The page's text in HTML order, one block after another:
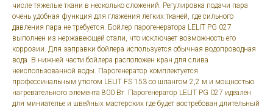
числе тяжелые ткани в несколько сложений. Регулировка подачи пара
очень удобная функция для глажения легких тканей, где сильного
давления пара не требуется. Бойлер парогенератора LELIT PG 027
выполнен из нержавеющей стали, что исключает возможность его
коррозии. Для заправки бойлера используется обычная водопроводная
вода. В нижней части бойлера расположен кран для слива
неиспользованной воды. Парогенератор комплектуется
профессинальным утюгом LELIT FS 153 со шлангом 2,2 м и мощностью
нагревательного элемента 800 Вт. Парогенератор LELIT PG 027 идеален
для миниателье и швейных мастерских где будет востребован длительный